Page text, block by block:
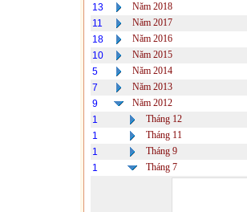
13
Năm 2018
11
Năm 2017
18
Năm 2016
10
Năm 2015
5
Năm 2014
7
Năm 2013
9
Năm 2012
1
Tháng 12
1
Tháng 11
1
Tháng 9
1
Tháng 7